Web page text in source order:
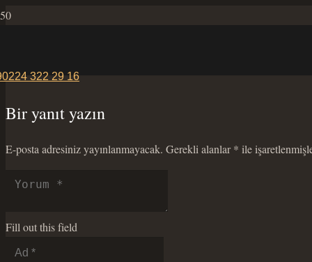
322 29 16
Bir yanıt yazın
E-posta adresiniz yayınlanmayacak. Gerekli alanlar* ile
Fill out this field